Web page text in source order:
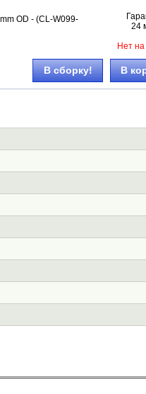
OD - (CL-W099-
В сборку!
24
Нет на
В